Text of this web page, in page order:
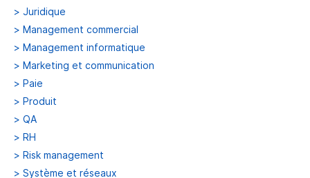
> Juridique
> Management commercial
> Management informatique
> Marketing et communication
> Paie
> Produit
> QA
> RH
> Risk management
> Système et réseaux